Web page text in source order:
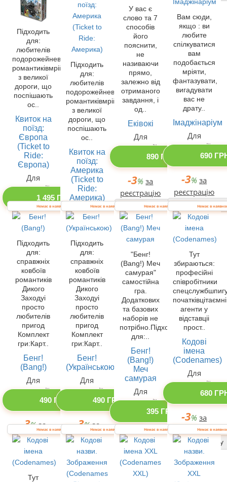
Купити одразу
Підходить
для:
любителів
подорожейневиправних
романтиківмрійників
з великої
дороги, що
поспішають
ос..
Квиток на
поїзд:
Європа
(Ticket to
Ride:
Європа)
Для
компанії
1 495 ГРН
-3% за
реєстрацію
Купити одразу
Підходить
для:
любителів
подорожейневиправних
романтиківмрійників
з великої
дороги, що
поспішають
ос..
Квиток на
поїзд:
Америка
(Ticket to
Ride:
Америка)
Для
компанії
1 495 ГРН
-3% за
реєстрацію
Купити одразу
У вас є
слово та 7
способів
його
пояснити,
не
називаючи
прямо,
залежно від
отриманого
завдання, і
од..
Еківокі
Для
компанії
890 ГРН
-3% за
реєстрацію
Купити одразу
Вам сюди,
якщо : ви
любите
спілкуватися
вам
подобається
мріяти,
фантазувати,
вигадувати
вас не
драту..
Імаджінаріум
Для
компанії
690
-3% за
реєстрацію
Купити одразу
Немає в наявності
Підходить
для:
справжніх
ковбоїв
романтиків
Дикого
Заходуі
просто
любителів
пригод
Комплект
гри:Карт..
Бенг!
(Bang!)
Для
компанії
490 ГРН
-3% за
реєстрацію
Купити одразу
Немає в наявності
Підходить
для:
справжніх
ковбоїв
романтиків
Дикого
Заходуі
просто
любителів
пригод
Комплект
гри:Карт..
Бенг!
(Українською)
Для
компанії
490 ГРН
-3% за
реєстрацію
Купити одразу
Немає в наявності
"Бенг!
(Bang!) Меч
самурая"
самостійна
гра.
Додаткових
та базових
наборів не
потрібно.Підходить
для:..
Бенг!
(Bang!)
Меч
самурая
Для
компанії
395 ГРН
-3% за
реєстрацію
Купити одразу
Немає в
Тут
збираються:
професійні
співробітники
початківцітаємні
агенти у
відставціі
прост..
Кодові
імена
(Codenames)
Для
компанії
680
-3% за
реєстрацію
Купити одразу
Немає в наявності
Тут
Немає в наявності Немає в наявності Немає в